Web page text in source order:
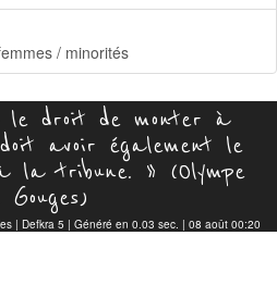
/ minorités
droit de monter à
avoir également le
la tribune. » (Olympe
Gouges)
| Defkra 5 | Généré en 0.03 sec. | 08 août 00:20